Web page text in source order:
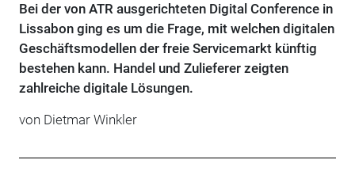
Bei der von ATR ausgerichteten Digital Conference in
Lissabon ging es um die Frage, mit welchen digitalen
Geschäftsmodellen der freie Servicemarkt künftig
bestehen kann. Handel und Zulieferer zeigten
zahlreiche digitale Lösungen.
von Dietmar Winkler